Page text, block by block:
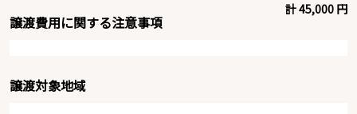
計 45,000 円
譲渡費用に関する注意事項
譲渡対象地域